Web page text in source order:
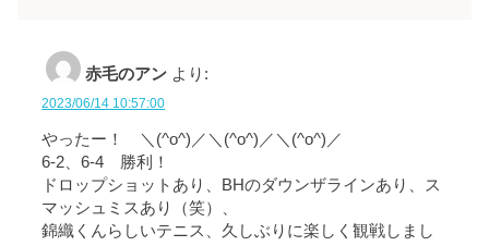
赤毛のアン より:
2023/06/14 10:57:00
やったー！ ＼(^o^)／＼(^o^)／＼(^o^)／
6-2、6-4 勝利！
ドロップショットあり、BHのダウンザラインあり、ス
マッシュミスあり（笑）、
錦織くんらしいテニス、久しぶりに楽しく観戦しまし